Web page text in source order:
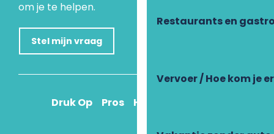
Restaurants en
Vervoer / Hoe kom je
om je te helpen.
Stel mijn vraag
Druk Op Pros Hoe kom ik daar?